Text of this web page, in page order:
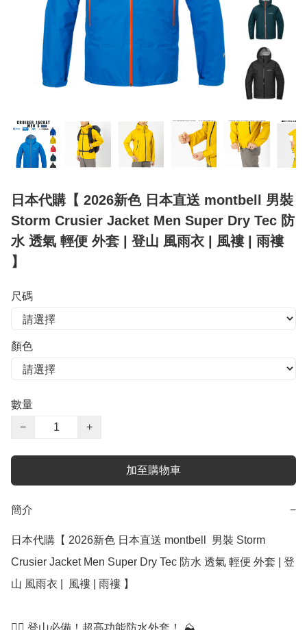
日本代購【 2026新色 日本直送 montbell 男裝
Storm Crusier Jacket Men Super Dry Tec 防
水 透氣 輕便 外套 | 登山 風雨衣 | 風褸 | 雨褸
】
尺碼
顏色
數量
−
+
加至購物車
簡介 −
日本代購【 2026新色 日本直送 montbell  男裝 Storm
Crusier Jacket Men Super Dry Tec 防水 透氣 輕便 外套 | 登
山 風雨衣 |  風褸 | 雨褸 】